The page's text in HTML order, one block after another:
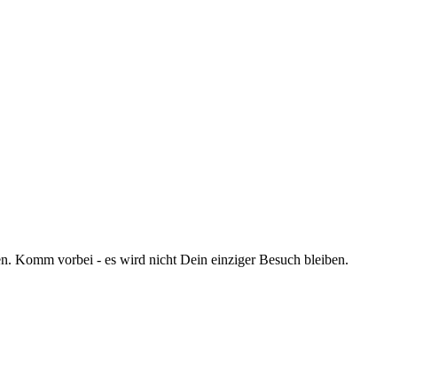
Komm vorbei - es wird nicht Dein einziger Besuch bleiben.